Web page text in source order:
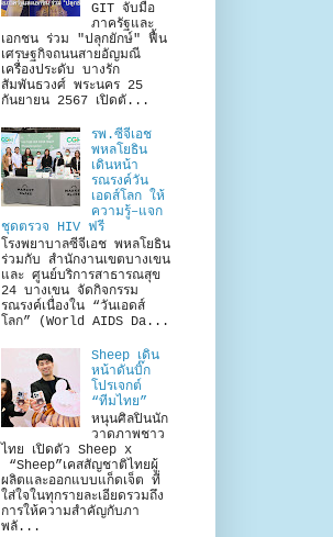
GIT จับมือ
ภาครัฐและ
เอกชน ร่วม "ปลุกยักษ์" ฟื้น
เศรษฐกิจถนนสายอัญมณี
เครื่องประดับ บางรัก
สัมพันธวงศ์ พระนคร 25
กันยายน 2567 เปิดตั...
รพ.ซีจีเอช
พหลโยธิน
เดินหน้า
รณรงค์วัน
เอดส์โลก ให้
ความรู้–แจก
ชุดตรวจ HIV ฟรี
โรงพยาบาลซีจีเอช พหลโยธิน
ร่วมกับ สำนักงานเขตบางเขน
และ ศูนย์บริการสาธารณสุข
24 บางเขน จัดกิจกรรม
รณรงค์เนื่องใน “วันเอดส์
โลก” (World AIDS Da...
Sheep เดิน
หน้าดันบิ๊ก
โปรเจกต์
“ทีมไทย”
หนุนศิลปินนัก
วาดภาพชาว
ไทย เปิดตัว Sheep x
“Sheep”เคสสัญชาติไทยผู้
ผลิตและออกแบบแก็ดเจ็ต ที่
ใส่ใจในทุกรายละเอียดรวมถึง
การให้ความสำคัญกับภา
พลั...